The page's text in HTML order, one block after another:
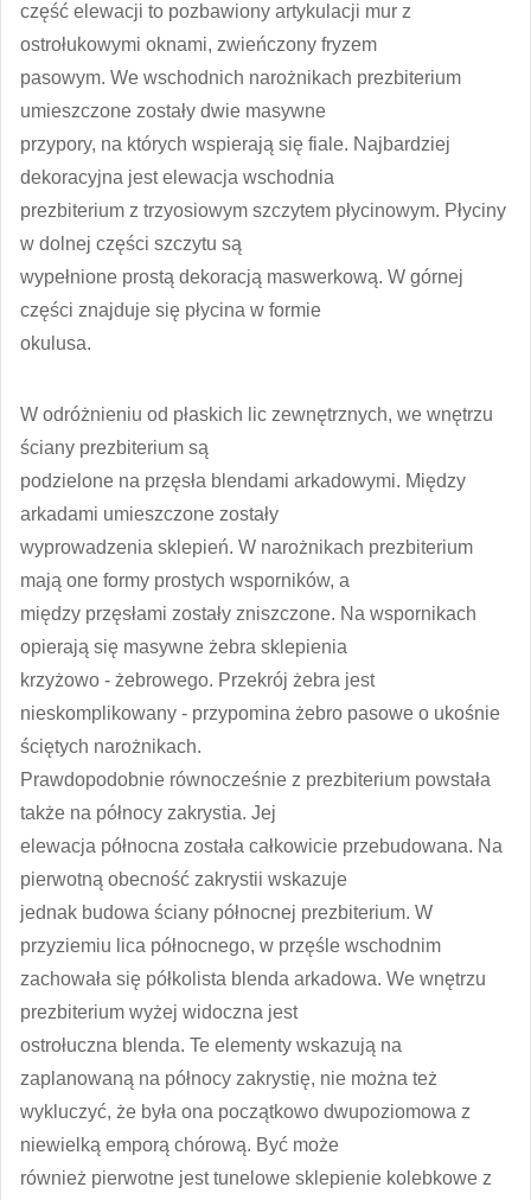
część elewacji to pozbawiony artykulacji mur z
ostrołukowymi oknami, zwieńczony fryzem
pasowym. We wschodnich narożnikach prezbiterium
umieszczone zostały dwie masywne
przypory, na których wspierają się fiale. Najbardziej
dekoracyjna jest elewacja wschodnia
prezbiterium z trzyosiowym szczytem płycinowym. Płyciny
w dolnej części szczytu są
wypełnione prostą dekoracją maswerkową. W górnej
części znajduje się płycina w formie
okulusa.
W odróżnieniu od płaskich lic zewnętrznych, we wnętrzu
ściany prezbiterium są
podzielone na przęsła blendami arkadowymi. Między
arkadami umieszczone zostały
wyprowadzenia sklepień. W narożnikach prezbiterium
mają one formy prostych wsporników, a
między przęsłami zostały zniszczone. Na wspornikach
opierają się masywne żebra sklepienia
krzyżowo - żebrowego. Przekrój żebra jest
nieskomplikowany - przypomina żebro pasowe o ukośnie
ściętych narożnikach.
Prawdopodobnie równocześnie z prezbiterium powstała
także na północy zakrystia. Jej
elewacja północna została całkowicie przebudowana. Na
pierwotną obecność zakrystii wskazuje
jednak budowa ściany północnej prezbiterium. W
przyziemiu lica północnego, w przęśle wschodnim
zachowała się półkolista blenda arkadowa. We wnętrzu
prezbiterium wyżej widoczna jest
ostrołuczna blenda. Te elementy wskazują na
zaplanowaną na północy zakrystię, nie można też
wykluczyć, że była ona początkowo dwupoziomowa z
niewielką emporą chórową. Być może
również pierwotne jest tunelowe sklepienie kolebkowe z